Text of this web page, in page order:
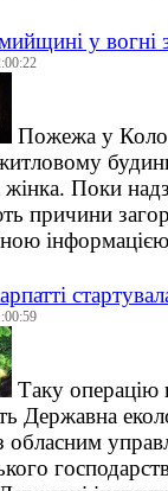
у вогні
Пожежа у
жінка. Поки
причини
Таку операцію
Державна
обласним